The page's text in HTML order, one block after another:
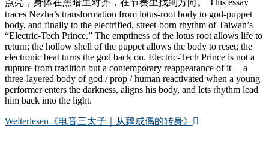
点亮，身体在黑暗里对齐，在节奏里找到方向。 This essay
traces Nezha’s transformation from lotus-root body to god-puppet
body, and finally to the electrified, street-born rhythm of Taiwan’s
“Electric-Tech Prince.” The emptiness of the lotus root allows life to
return; the hollow shell of the puppet allows the body to reset; the
electronic beat turns the god back on. Electric-Tech Prince is not a
rupture from tradition but a contemporary reappearance of it— a
three-layered body of god / prop / human reactivated when a young
performer enters the darkness, aligns his body, and lets rhythm lead
him back into the light.
Weiterlesen 《电音三太子｜从藕成偶的转身》